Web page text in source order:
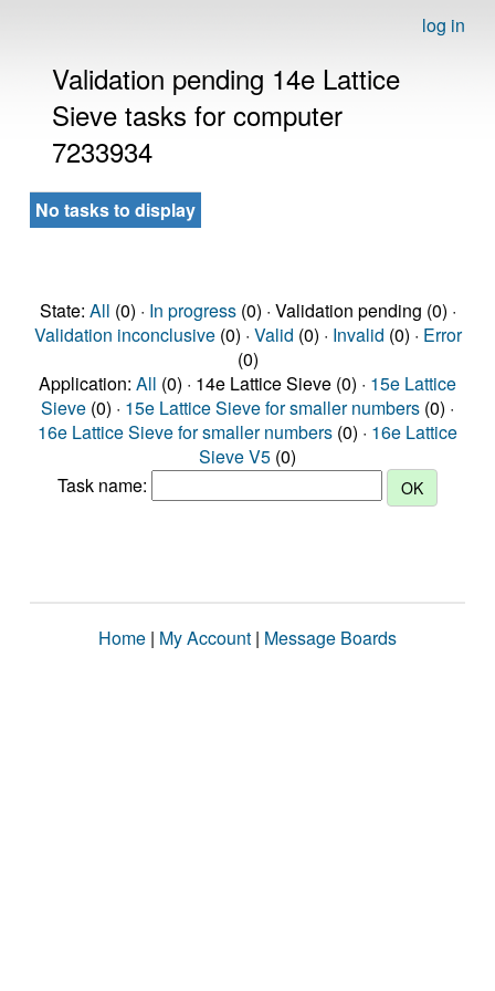
log in
Validation pending 14e Lattice
Sieve tasks for computer
7233934
No tasks to display
State: All (0) · In progress(0) · Validation pending (0) ·
Validation inconclusive(0) · Valid (0) · Invalid (0) · Error
(0)
Application: All (0) · 14e Lattice Sieve (0) · 15e Lattice
Sieve (0) · 15e Lattice Sieve for smaller numbers (0) ·
16e Lattice Sieve for smaller numbers (0) · 16e Lattice
Sieve V5 (0)
Task name:
Home | My Account | Message Boards